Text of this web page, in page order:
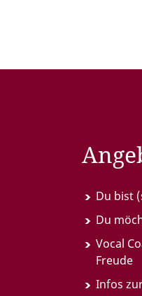
Du bist
Du
Vocal
Freude
Infos